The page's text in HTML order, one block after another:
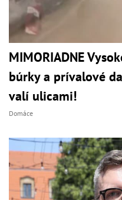
MIMORIADNE
búrky a prívalové
valí ulicami!
Domáce